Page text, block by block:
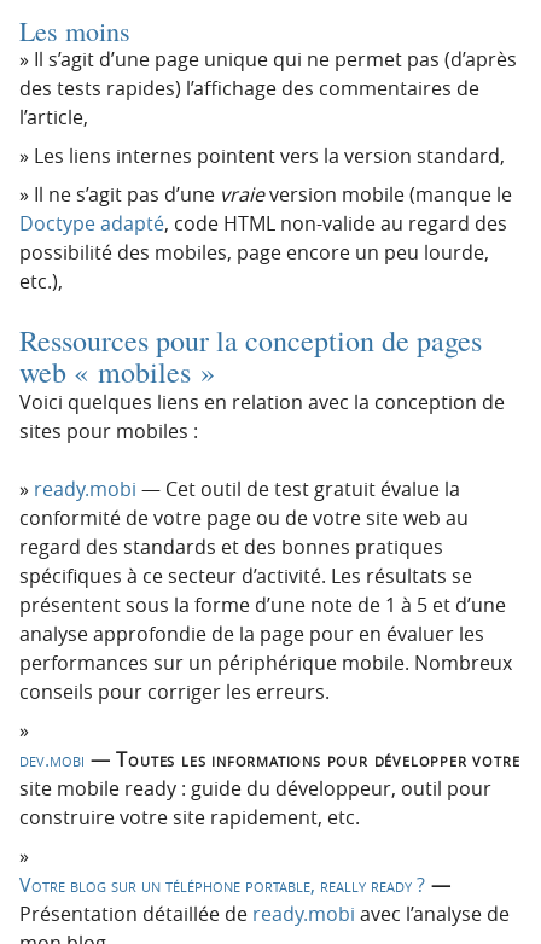
Les moins
Il s’agit d’une page unique qui ne permet pas (d’après
des tests rapides) l’affichage des commentaires de
l’article,
Les liens internes pointent vers la version standard,
Il ne s’agit pas d’une vraieversion mobile (manque le
Doctype adapté, code HTML non-valide au regard des
possibilité des mobiles, page encore un peu lourde,
etc.),
Ressources pour la conception de pages
web « mobiles »
Voici quelques liens en relation avec la conception de
sites pour mobiles :
ready.mobi — Cet outil de test gratuit évalue la
conformité de votre page ou de votre site web au
regard des standards et des bonnes pratiques
spécifiques à ce secteur d’activité. Les résultats se
présentent sous la forme d’une note de 1 à 5 et d’une
analyse approfondie de la page pour en évaluer les
performances sur un périphérique mobile. Nombreux
conseils pour corriger les erreurs.
dev.mobi — Toutes les informations pour développer votre
site mobile ready : guide du développeur, outil pour
construire votre site rapidement, etc.
Votre blog sur un téléphone portable, really ready ? —
Présentation détaillée de ready.mobi avec l’analyse de